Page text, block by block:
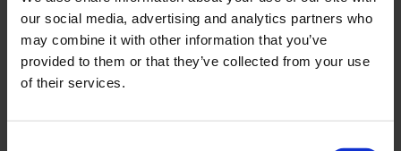
our social media, advertising and analytics partners who
may combine it with other information that you’ve
provided to them or that they’ve collected from your use
of their services.
SR046-10-14-301
249KR
R011-08-44-101
1 295 KR